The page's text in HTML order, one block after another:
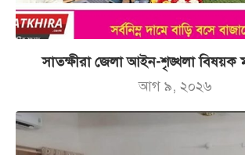
সাতক্ষীরা জেলা আইন-শৃঙ্খলা বিষয়ক
আগ ৯, ২০২৬